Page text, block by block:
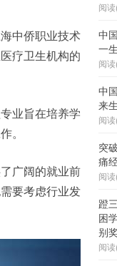
中侨职业技术
疗卫生机构的
业旨在培养学
。
广阔的就业前
要考虑行业发
阅
中
一
阅
中
来
阅
突
痛
阅
蹬
困
别奖
阅